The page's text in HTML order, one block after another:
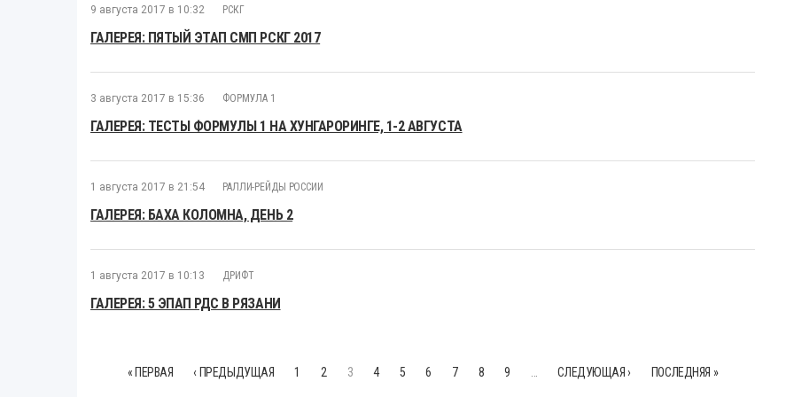
9 августа 2017 в 10:32 РСКГ
ГАЛЕРЕЯ: ПЯТЫЙ ЭТАП СМП РСКГ 2017
3 августа 2017 в 15:36 ФОРМУЛА 1
ГАЛЕРЕЯ: ТЕСТЫ ФОРМУЛЫ 1 НА ХУНГАРОРИНГЕ, 1-2 АВГУСТА
1 августа 2017 в 21:54 РАЛЛИ-РЕЙДЫ РОССИИ
ГАЛЕРЕЯ: БАХА КОЛОМНА, ДЕНЬ 2
1 августа 2017 в 10:13 ДРИФТ
ГАЛЕРЕЯ: 5 ЭПАП РДС В РЯЗАНИ
« ПЕРВАЯ ‹ ПРЕДЫДУЩАЯ 1 2 3 4 5 6 7 8 9 СЛЕДУЮЩАЯ › ПОСЛЕДНЯЯ »